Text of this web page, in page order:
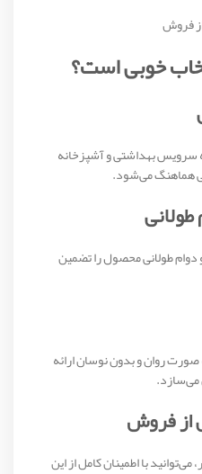
فروش
خوبی است؟
بهداشتی و آشپزخانه
هماهنگ می‌شود.
دوام طولانی محصول را تضمین
روان و بدون نوسان ارائه
می‌سازد.
فروش
می‌توانید با اطمینان کامل از این